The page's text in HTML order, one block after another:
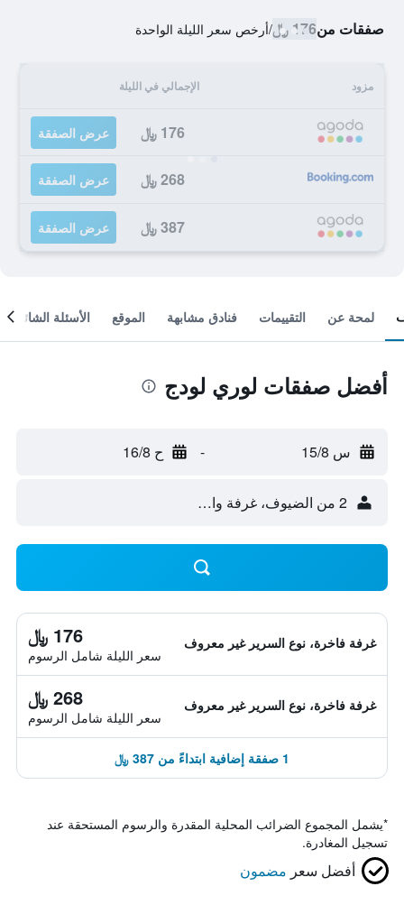
صفقات من176 ﷼ /أرخص سعر الليلة الواحدة
مزود الإجمالي في الليلة
176 ﷼ عرض الصفقة
268 ﷼ عرض الصفقة
387 ﷼ عرض الصفقة
لمحة عن التقييمات فنادق مشابهة الموقع الأسئلة الشائعة
أفضل صفقات لوري لودج
س 15/8 - ح 16/8
2 من الضيوف، غرفة واحدة
غرفة فاخرة، نوع السرير غير معروف 176 ﷼
سعر الليلة شامل الرسوم
غرفة فاخرة، نوع السرير غير معروف 268 ﷼
سعر الليلة شامل الرسوم
1 صفقة إضافية ابتداءً من 387 ﷼
*يشمل المجموع الضرائب المحلية المقدرة والرسوم المستحقة عند
تسجيل المغادرة.
أفضل سعر مضمون